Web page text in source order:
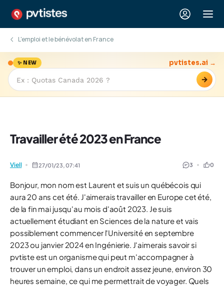
L'emploi et le bénévolat en France
✨ NEW
→
pvtistes.ai →
Travailler été 2023 en France
Viell 27/01/23,07:41 3 0
Bonjour, mon nom est Laurent et suis un québécois qui
aura 20 ans cet été. J'aimerais travailler en Europe cet été,
de la fin mai jusqu'au mois d'août 2023. Je suis
actuellement étudiant en Sciences de la nature et vais
possiblement commencer l'Université en septembre
2023 ou janvier 2024 en Ingénierie. J'aimerais savoir si
pvtiste est un organisme qui peut m'accompagner à
trouver un emploi, dans un endroit assez jeune, environ 30
heures semaine, ce qui me permettrait de voyager. Quels